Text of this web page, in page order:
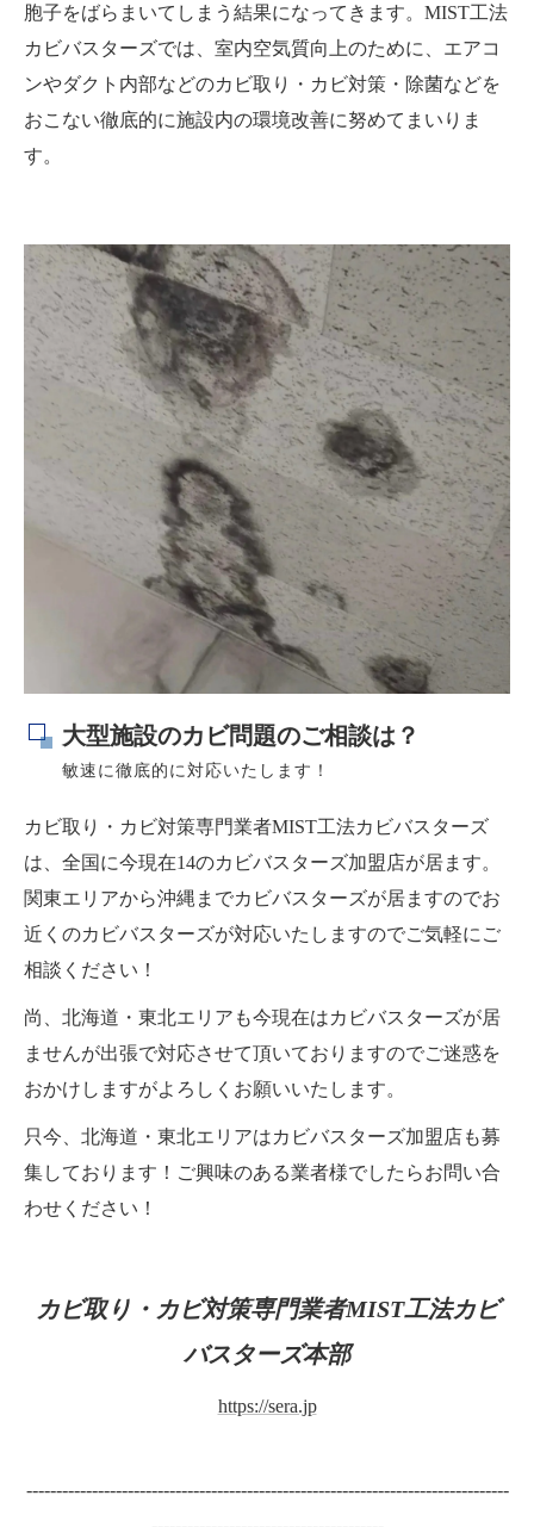
胞子をばらまいてしまう結果になってきます。MIST工法
カビバスターズでは、室内空気質向上のために、エアコ
ンやダクト内部などのカビ取り・カビ対策・除菌などを
おこない徹底的に施設内の環境改善に努めてまいりま
す。
大型施設のカビ問題のご相談は？
敏速に徹底的に対応いたします！
カビ取り・カビ対策専門業者MIST工法カビバスターズ
は、全国に今現在14のカビバスターズ加盟店が居ます。
関東エリアから沖縄までカビバスターズが居ますのでお
近くのカビバスターズが対応いたしますのでご気軽にご
相談ください！
尚、北海道・東北エリアも今現在はカビバスターズが居
ませんが出張で対応させて頂いておりますのでご迷惑を
おかけしますがよろしくお願いいたします。
只今、北海道・東北エリアはカビバスターズ加盟店も募
集しております！ご興味のある業者様でしたらお問い合
わせください！
カビ取り・カビ対策専門業者MIST工法カビ
バスターズ本部
https://sera.jp
---------------------------------------------------------------------------------